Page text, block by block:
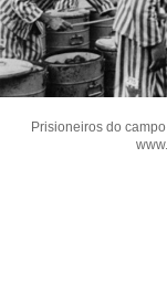
Prisioneiros do